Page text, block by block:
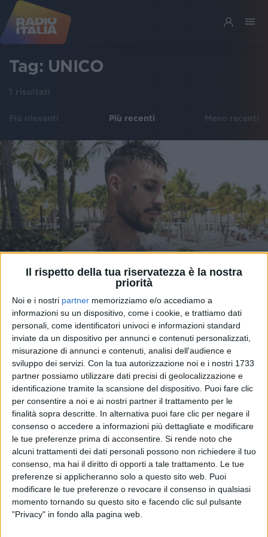
Il rispetto della tua riservatezza è la nostra
priorità
Noi e i nostri partner memorizziamo e/o accediamo a
informazioni su un dispositivo, come i cookie, e trattiamo dati
personali, come identificatori univoci e informazioni standard
inviate da un dispositivo per annunci e contenuti personalizzati,
misurazione di annunci e contenuti, analisi dell'audience e
sviluppo dei servizi. Con la tua autorizzazione noi e i nostri 1733
partner possiamo utilizzare dati precisi di geolocalizzazione e
identificazione tramite la scansione del dispositivo. Puoi fare clic
per consentire a noi e ai nostri partner il trattamento per le
finalità sopra descritte. In alternativa puoi fare clic per negare il
consenso o accedere a informazioni più dettagliate e modificare
le tue preferenze prima di acconsentire. Si rende noto che
alcuni trattamenti dei dati personali possono non richiedere il tuo
consenso, ma hai il diritto di opporti a tale trattamento. Le tue
preferenze si applicheranno solo a questo sito web. Puoi
modificare le tue preferenze o revocare il consenso in qualsiasi
momento tornando su questo sito e facendo clic sul pulsante
"Privacy" in fondo alla pagina web.
Tag: UNICO
1 risultati
Più rilevanti Più recenti Meno recenti
NUOVA USCITA
Fred De Palma svela la copertina e la
tracklist di Unico
L'album contiene collaborazioni con Guè Pequeno,
Boomdabash e altri
diMara Bizzoco